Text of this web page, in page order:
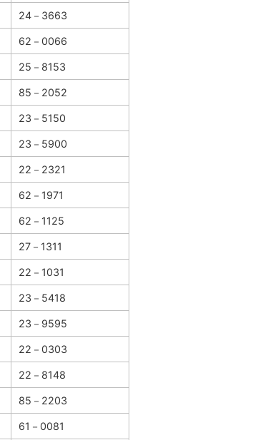
24－3663
62－0066
25－8153
85－2052
23－5150
23－5900
22－2321
62－1971
62－1125
27－1311
22－1031
23－5418
23－9595
22－0303
22－8148
85－2203
61－0081